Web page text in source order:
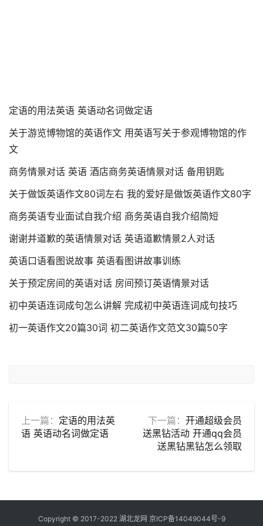
定语的用法英语 英语动名词做定语
关于游览博物馆的英语作文 用英语写关于参观博物馆的作
文
商务情景对话 英语 酒店商务英语情景对话 备用钥匙
关于做饭英语作文80词左右 我的爱好是做饭英语作文80字
商务英语专业面试自我介绍 商务英语自我介绍简短
谢谢并道歉的英语情景对话 英语道歉情景2人对话
英语口语看图说故事 英语看图讲故事训练
关于预定房间的英语对话 房间预订英语情景对话
初中英语连词成句怎么讲解 完成初中英语连词成句技巧
初一英语作文20篇30词 初二英语作文范文30篇50字
上一篇： 定语的用法英
语 英语动名词做定语
下一篇： 开通超级会员
送黑钻活动 开通qq会员
送黑钻黑钻怎么领取
Copyright © 2017-2022 湖北龙网 京ICP备14049044号-9